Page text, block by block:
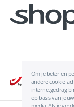
Om je beter en
andere cookie-
internetgedrag
op basis van
media. Als je